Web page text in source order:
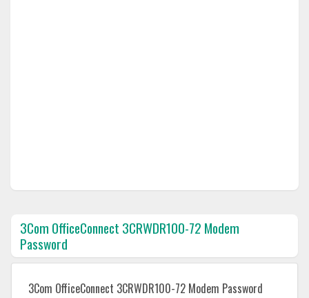
3Com OfficeConnect 3CRWDR100-72 Modem
Password
3Com OfficeConnect 3CRWDR100-72 Modem Password